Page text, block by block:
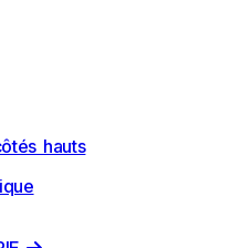
hauts